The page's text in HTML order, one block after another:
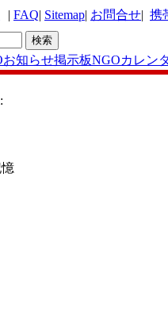
| FAQ| Sitemap| お問合せ| 携
お知らせ掲示板NGOカレン